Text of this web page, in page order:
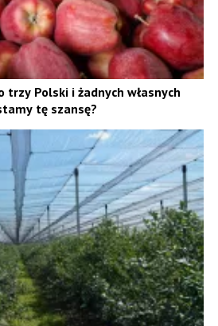
trzy Polski i żadnych własnych
tę szansę?